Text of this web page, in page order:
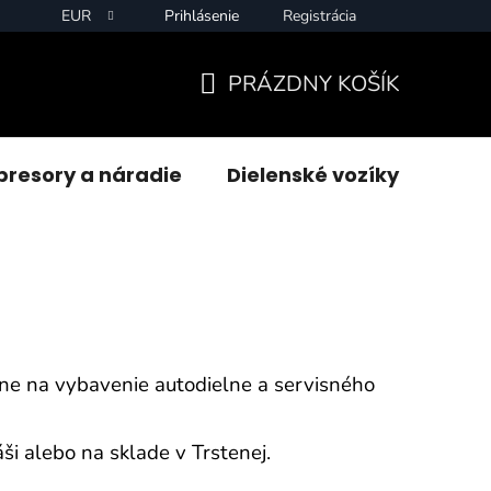
EUR Prihlásenie Registrácia
KOŠÍK
PRÁZDNY KOŠÍK
a náradie Dielenské vozíky
na vybavenie autodielne a servisného
alebo na sklade v Trstenej.